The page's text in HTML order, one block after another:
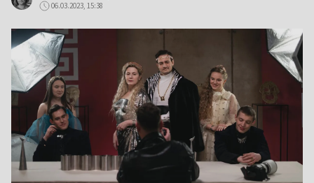
06.03.2023, 15:38